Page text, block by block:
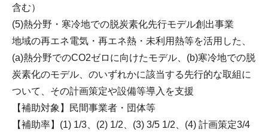
含む）
(5)熱分野・寒冷地での脱炭素化先行モデル創出事業
地域の再エネ電気・再エネ熱・未利用熱等を活用した、
(a)熱分野でのCO2ゼロに向けたモデル、(b)寒冷地での脱
炭素化のモデル、のいずれかに該当する先行的な取組に
ついて、その計画策定や設備等導入を支援
【補助対象】民間事業者・団体等
【補助率】(1) 1/3、(2) 1/2、(3) 3/5 1/2、(4) 計画策定3/4